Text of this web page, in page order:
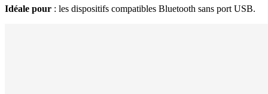
Idéale pour : les dispositifs compatibles Bluetooth sans port USB.